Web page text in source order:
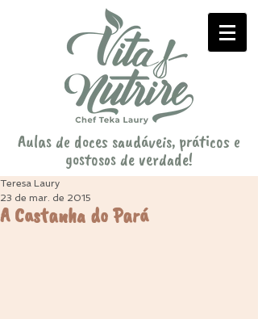
Aulas de doces saudáveis, práticos e
gostosos de verdade!
A Castanha do Pará
Teresa Laury
23 de mar. de 2015